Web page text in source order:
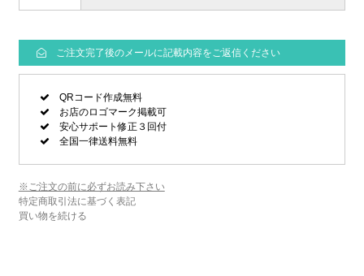
ご注文完了後のメールに記載内容をご返信ください
QRコード作成無料
お店のロゴマーク掲載可
安心サポート修正３回付
全国一律送料無料
※ご注文の前に必ずお読み下さい
特定商取引法に基づく表記
買い物を続ける